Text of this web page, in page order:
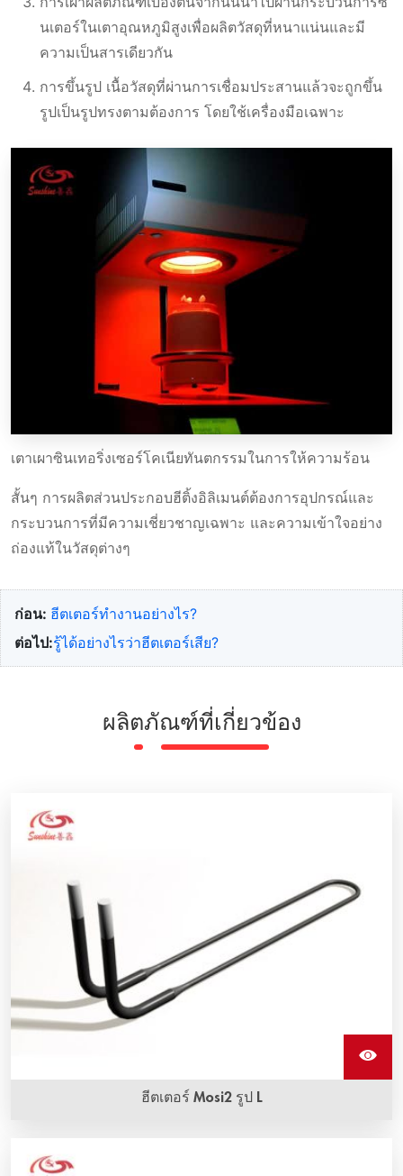
นเตอร์ในเตาอุณหภูมิสูงเพื่อผลิตวัสดุที่หนาแน่นและมี
ความเป็นสารเดียวกัน
การขึ้นรูป เนื้อวัสดุที่ผ่านการเชื่อมประสานแล้วจะถูกขึ้น
รูปเป็นรูปทรงตามต้องการ โดยใช้เครื่องมือเฉพาะ
เตาเผาซินเทอริ่งเซอร์โคเนียทันตกรรมในการให้ความร้อน
สั้นๆ การผลิตส่วนประกอบฮีติ้งอิลิเมนต์ต้องการอุปกรณ์และ
กระบวนการที่มีความเชี่ยวชาญเฉพาะ และความเข้าใจอย่าง
ถ่องแท้ในวัสดุต่างๆ
ก่อน: ฮีตเตอร์ทํางานอย่างไร?
ต่อไป:รู้ได้อย่างไรว่าฮีตเตอร์เสีย?
ผลิตภัณฑ์ที่เกี่ยวข้อง
ฮีตเตอร์ Mosi2 รูป L
ในหลายรูปร่างและขนาด มีอุณหภูมิการทํางานสูงสุด